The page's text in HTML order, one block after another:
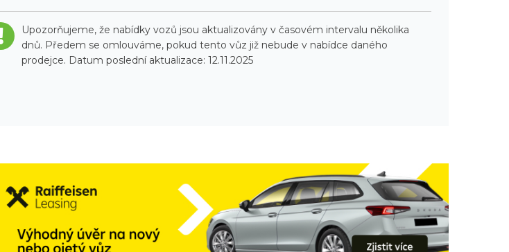
Upozorňujeme, že nabídky vozů jsou aktualizovány v časovém intervalu několika
dnů. Předem se omlouváme, pokud tento vůz již nebude v nabídce daného
prodejce. Datum poslední aktualizace: 12.11.2025